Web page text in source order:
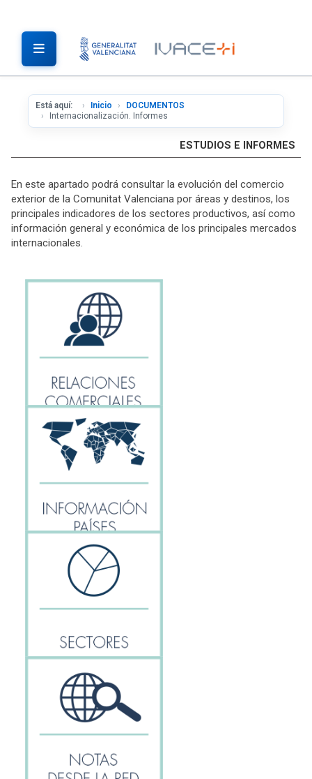
Está aquí: Inicio
DOCUMENTOS
Internacionalización. Informes
ESTUDIOS E INFORMES
En este apartado podrá consultar la evolución del comercio
exterior de la Comunitat Valenciana por áreas y destinos, los
principales indicadores de los sectores productivos, así como
información general y económica de los principales mercados
internacionales.